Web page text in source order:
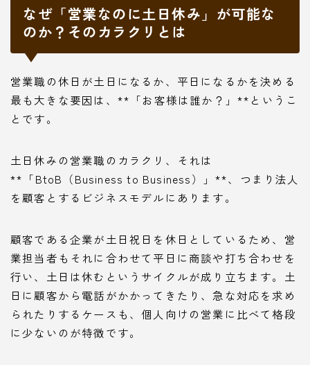
なぜ「営業なのに土日休み」が可能な
のか？そのカラクリとは
営業職の休日が土日になるか、平日になるかを決める
最も大きな要因は、**「お客様は誰か？」**というこ
とです。
土日休みの営業職のカラクリ、それは
**「BtoB（Business to Business）」**、つまり法人
を顧客とするビジネスモデルにあります。
顧客である企業が土日祝日を休日としているため、営
業担当者もそれに合わせて平日に商談や打ち合わせを
行い、土日は休むというサイクルが成り立ちます。土
日に顧客から電話がかかってきたり、急な対応を求め
られたりするケースも、個人向けの営業に比べて格段
に少ないのが特徴です。